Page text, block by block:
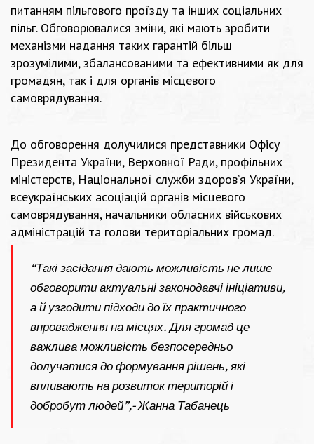
питанням пільгового проїзду та інших соціальних
пільг. Обговорювалися зміни, які мають зробити
механізми надання таких гарантій більш
зрозумілими, збалансованими та ефективними як для
громадян, так і для органів місцевого
самоврядування.
До обговорення долучилися представники Офісу
Президента України, Верховної Ради, профільних
міністерств, Національної служби здоров’я України,
всеукраїнських асоціацій органів місцевого
самоврядування, начальники обласних військових
адміністрацій та голови територіальних громад.
“Такі засідання дають можливість не лише
обговорити актуальні законодавчі ініціативи,
а й узгодити підходи до їх практичного
впровадження на місцях. Для громад це
важлива можливість безпосередньо
долучатися до формування рішень, які
впливають на розвиток територій і
добробут людей”,- Жанна Табанець